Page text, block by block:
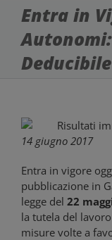
Entra in
14 giugno 2017
Entra in vigore
pubblicazione in
legge del 22
la tutela del
misure volte a